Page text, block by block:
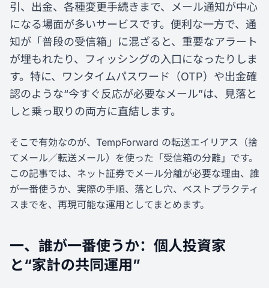
引、出金、各種変更手続きまで、メール通知が中心
になる場面が多いサービスです。便利な一方で、通
知が「普段の受信箱」に混ざると、重要なアラート
が埋もれたり、フィッシングの入口になったりしま
す。特に、ワンタイムパスワード（OTP）や出金確
認のような“今すぐ反応が必要なメール”は、見落と
しと乗っ取りの両方に直結します。
そこで有効なのが、TempForward の転送エイリアス（捨
てメール／転送メール）を使った「受信箱の分離」です。
この記事では、ネット証券でメール分離が必要な理由、誰
が一番使うか、実際の手順、落とし穴、ベストプラクティ
スまでを、再現可能な運用としてまとめます。
一、誰が一番使うか：個人投資家
と“家計の共同運用”